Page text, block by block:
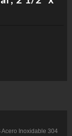
Acero Inoxidable 304